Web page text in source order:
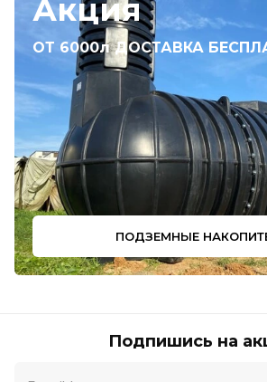
Акция
ОТ 6000л ДОСТАВКА
ПОДЗЕМНЫЕ
Подпишись на